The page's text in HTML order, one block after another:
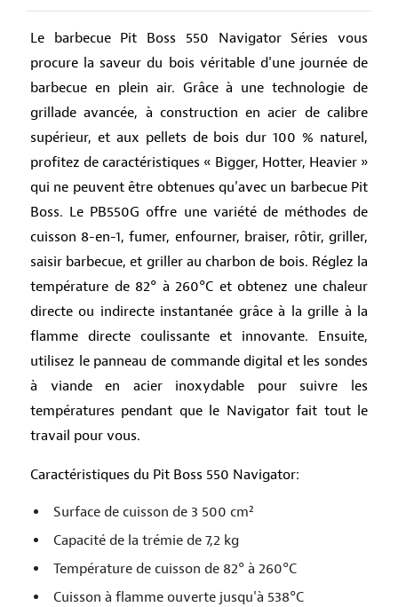
Le barbecue Pit Boss 550 Navigator Séries vous
procure la saveur du bois véritable d'une journée de
barbecue en plein air. Grâce à une technologie de
grillade avancée, à construction en acier de calibre
supérieur, et aux pellets de bois dur 100 % naturel,
profitez de caractéristiques « Bigger, Hotter, Heavier »
qui ne peuvent être obtenues qu'avec un barbecue Pit
Boss. Le PB550G offre une variété de méthodes de
cuisson 8-en-1, fumer, enfourner, braiser, rôtir, griller,
saisir barbecue, et griller au charbon de bois. Réglez la
température de 82° à 260°C et obtenez une chaleur
directe ou indirecte instantanée grâce à la grille à la
flamme directe coulissante et innovante. Ensuite,
utilisez le panneau de commande digital et les sondes
à viande en acier inoxydable pour suivre les
températures pendant que le Navigator fait tout le
travail pour vous.
Caractéristiques du Pit Boss 550 Navigator:
Surface de cuisson de 3 500 cm²
Capacité de la trémie de 7,2 kg
Température de cuisson de 82° à 260°C
Cuisson à flamme ouverte jusqu'à 538°C